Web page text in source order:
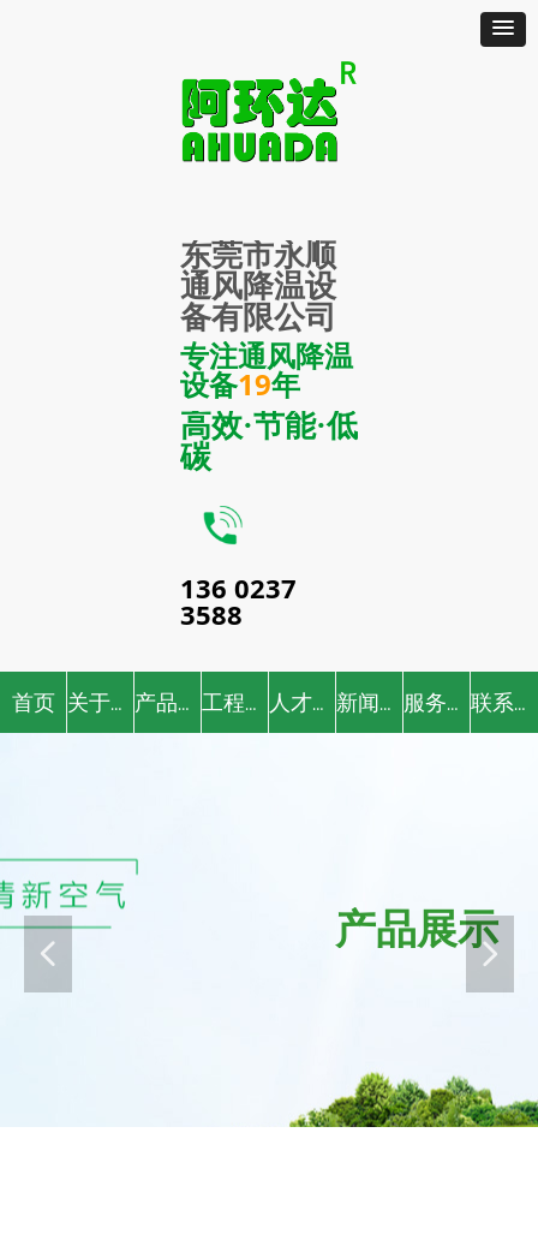
产品展示
넳 넲
东莞市永顺
通风降温设
备有限公司
专注通风降温
设备19年
136 0237
3588
高效·节能·低
碳
首页 关于我们 产品中心 工程案例 人才招聘 新闻中心 服务中心 联系我们